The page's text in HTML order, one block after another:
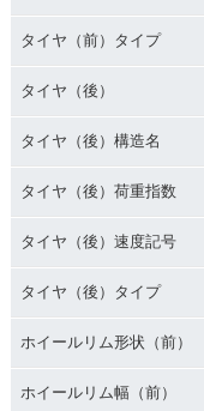
タイヤ（前）タイプ
タイヤ（後）
タイヤ（後）構造名
タイヤ（後）荷重指数
タイヤ（後）速度記号
タイヤ（後）タイプ
ホイールリム形状（前）
ホイールリム幅（前）